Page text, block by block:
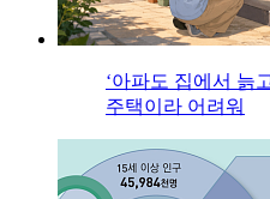
‘아파도 집에서 늙
주택이라 어려워